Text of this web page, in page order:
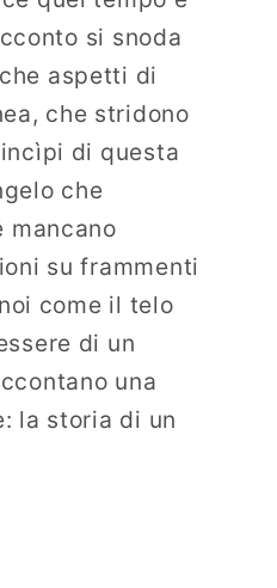
si snoda
aspetti di
che stridono
di questa
che
mancano
su frammenti
come il telo
di un
una
la storia di un